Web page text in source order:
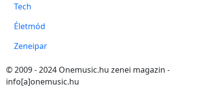
Tech
Életmód
Zeneipar
© 2009 - 2024 Onemusic.hu zenei magazin -
info[a]onemusic.hu